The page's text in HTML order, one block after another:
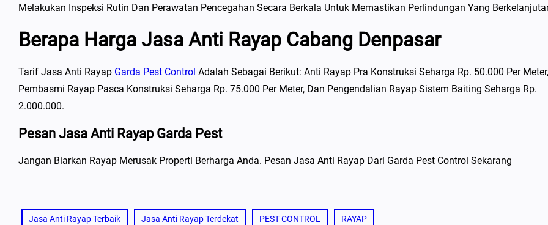
Melakukan Inspeksi Rutin Dan Perawatan Pencegahan Secara Berkala Untuk Memastikan Perlindungan Yang
Berapa Harga Jasa Anti Rayap Cabang Denpasar
Tarif Jasa Anti Rayap Garda Pest Control Adalah Sebagai Berikut: Anti Rayap Pra Konstruksi Seharga Rp. 50.000 Per Meter,
Pembasmi Rayap Pasca Konstruksi Seharga Rp. 75.000 Per Meter, Dan Pengendalian Rayap Sistem Baiting Seharga Rp.
2.000.000.
Pesan Jasa Anti Rayap Garda Pest
Jangan Biarkan Rayap Merusak Properti Berharga Anda. Pesan Jasa Anti Rayap Dari Garda Pest Control Sekarang
Jasa Anti Rayap Terbaik Jasa Anti Rayap Terdekat PEST CONTROL RAYAP